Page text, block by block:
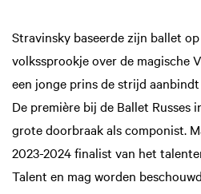
Stravinsky baseerde zijn ballet op
volkssprookje over de magische
een jonge prins de strijd
De première bij de Ballet Russes
grote doorbraak als componist.
2023-2024 finalist van het
Talent en mag worden